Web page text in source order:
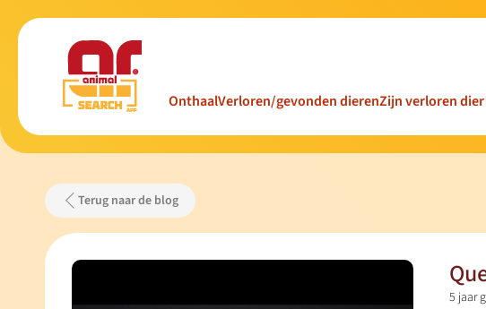
OnthaalVerloren/gevonden dierenZijn verloren
Terug naar de blog
5 jaar